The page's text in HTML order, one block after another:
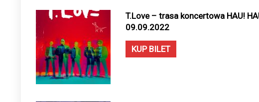
T.Love – trasa koncertowa HAU!
09.09.2022
KUP BILET